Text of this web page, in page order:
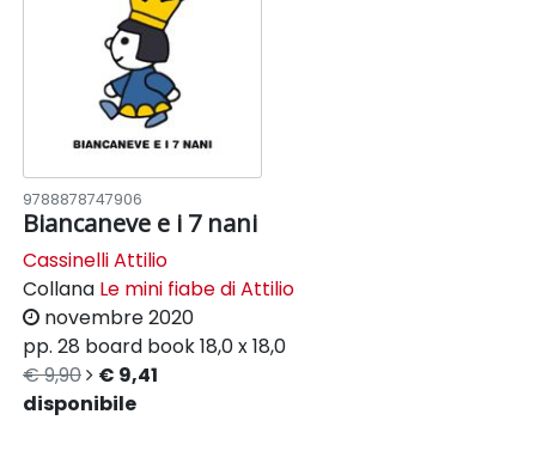
9788878747906
Biancaneve e i 7 nani
Cassinelli Attilio
Collana Le mini fiabe di Attilio
novembre 2020
pp. 28 board book18,0 x 18,0
€ 9,90
€ 9,41
disponibile